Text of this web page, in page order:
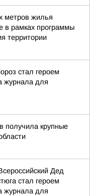
метров жилья
в рамках программы
территории
стал героем
журнала для
получила крупные
Дед
стал героем
журнала для